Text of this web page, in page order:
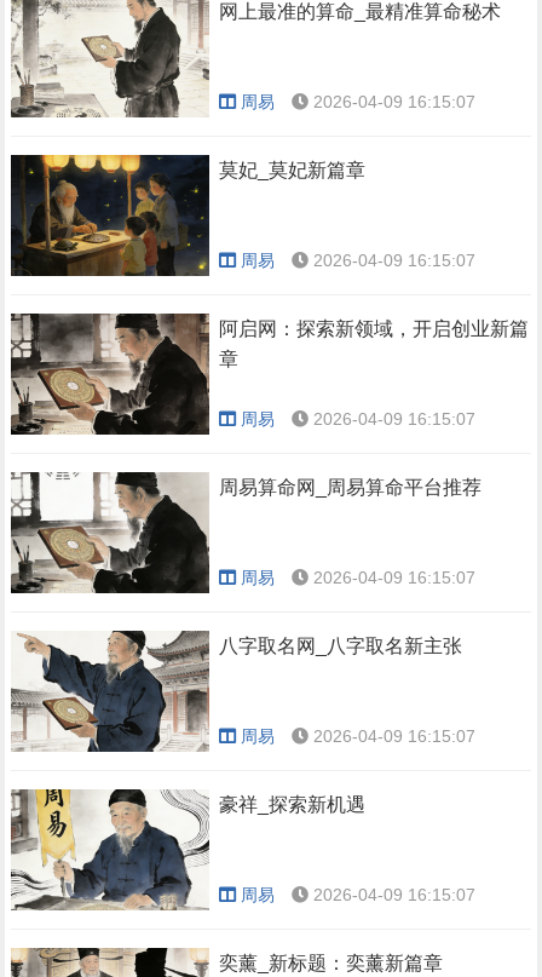
网上最准的算命_最精准算命秘术
周易 2026-04-09 16:15:07
莫妃_莫妃新篇章
周易 2026-04-09 16:15:07
阿启网：探索新领域，开启创业新篇
章
周易 2026-04-09 16:15:07
周易算命网_周易算命平台推荐
周易 2026-04-09 16:15:07
八字取名网_八字取名新主张
周易 2026-04-09 16:15:07
豪祥_探索新机遇
周易 2026-04-09 16:15:07
奕薰_新标题：奕薰新篇章